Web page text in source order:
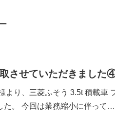
させていただきました
より、三菱ふそう 3.5t 積載車
た。 今回は業務縮小に伴って…